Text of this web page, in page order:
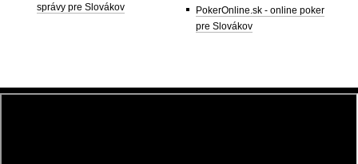
správy pre Slovákov
PokerOnline.sk - online poker
pre Slovákov